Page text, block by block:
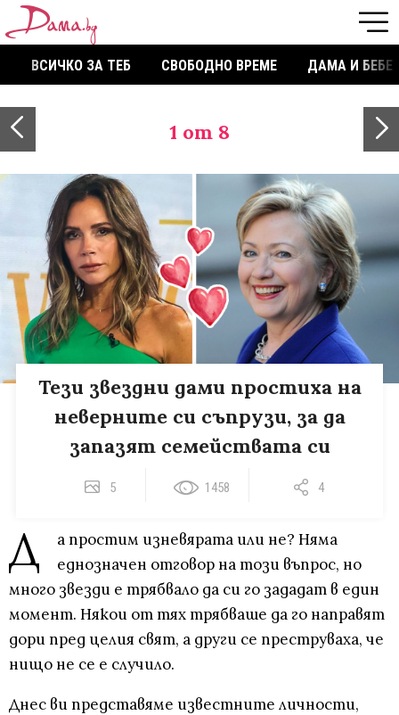
ВСИЧКО ЗА ТЕБ СВОБОДНО ВРЕМЕ ДАМА И БЕБЕ
1 от 8
Тези звездни дами простиха на
неверните си съпрузи, за да
запазят семействата си
5 1458 4
Д
а простим изневярата или не? Няма
еднозначен отговор на този въпрос, но
много звезди е трябвало да си го зададат в един
момент. Някои от тях трябваше да го направят
дори пред целия свят, а други се преструваха, че
нищо не се е случило.
Днес ви представяме известните личности,